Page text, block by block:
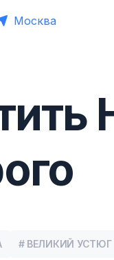
Москва
# ВЕЛИКИЙ УСТЮГ